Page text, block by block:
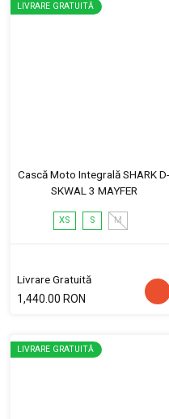
LIVRARE GRATUITĂ
Cască Moto Integrală SHARK D-
SKWAL 3 MAYFER
XS S M
Livrare Gratuită
1,440.00 RON
LIVRARE GRATUITĂ